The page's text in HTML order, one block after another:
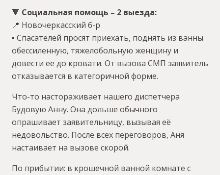
🔻 Социальная помощь – 2 выезда:
📍 Новочеркасский б-р
▪️ Спасателей просят приехать, поднять из ванны
обессиленную, тяжелобольную женщину и
довести ее до кровати. От вызова СМП заявитель
отказывается в категоричной форме.
Что-то настораживает нашего диспетчера
Будовую Анну. Она дольше обычного
опрашивает заявительницу, вызывая её
недовольство. После всех переговоров, Аня
настаивает на вызове скорой.
По прибытии: в крошечной ванной комнате с